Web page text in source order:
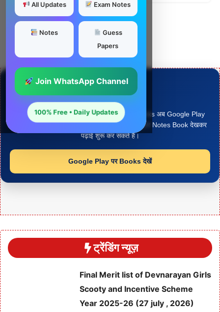
All Updates Exam Notes
Notes
Guess
Papers
Join WhatsApp Channel
100% Free • Daily Updates
पहले का अगला
Google Play Books
हमारी Notes PDF देखें
Arjun Panchariya द्वारा तैयार Study Notes Books अब Google Play
Books पर उपलब्ध हैं। विद्यार्थी अपनी जरूरत के अनुसार Notes Book देखकर
पढ़ाई शुरू कर सकते हैं।
Google Play पर Books देखें
ट्रेंडिंग न्यूज़
Final Merit list of Devnarayan Girls
Scooty and Incentive Scheme
Year 2025-26 (27 july , 2026)